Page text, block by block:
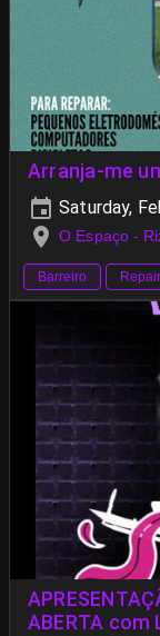
Arranja-me
Saturday,
O Espaço -
Barreiro
ABERTA com